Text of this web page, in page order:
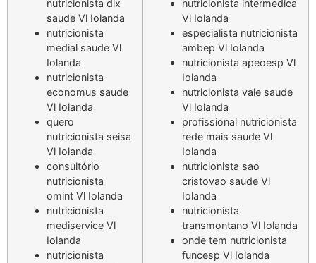
nutricionista dix
saude Vl Iolanda
nutricionista
medial saude Vl
Iolanda
nutricionista
economus saude
Vl Iolanda
quero
nutricionista seisa
Vl Iolanda
consultório
nutricionista
omint Vl Iolanda
nutricionista
mediservice Vl
Iolanda
nutricionista
nutricionista intermedica
Vl Iolanda
especialista nutricionista
ambep Vl Iolanda
nutricionista apeoesp Vl
Iolanda
nutricionista vale saude
Vl Iolanda
profissional nutricionista
rede mais saude Vl
Iolanda
nutricionista sao
cristovao saude Vl
Iolanda
nutricionista
transmontano Vl Iolanda
onde tem nutricionista
funcesp Vl Iolanda